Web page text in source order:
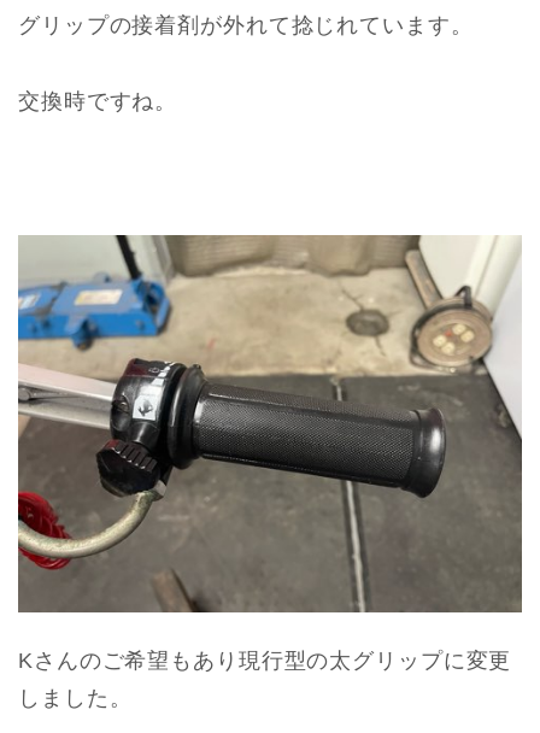
グリップの接着剤が外れて捻じれています。
交換時ですね。
Kさんのご希望もあり現行型の太グリップに変更
しました。